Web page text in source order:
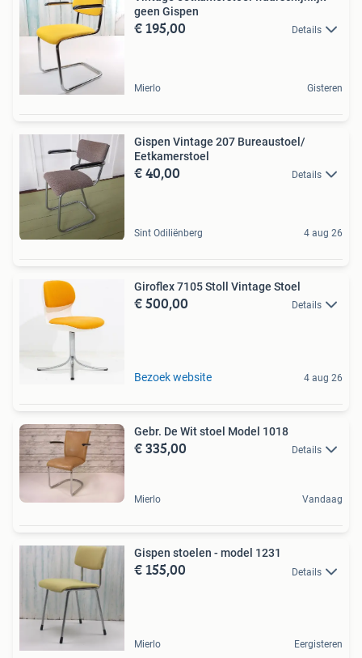
geen Gispen
€ 195,00 Details
Mierlo Gisteren
Gispen Vintage 207 Bureaustoel/
Eetkamerstoel
€ 40,00 Details
Sint Odiliënberg 4 aug 26
Giroflex 7105 Stoll Vintage Stoel
€ 500,00 Details
Bezoek website 4 aug 26
Gebr. De Wit stoel Model 1018
€ 335,00 Details
Mierlo Vandaag
Gispen stoelen - model 1231
€ 155,00 Details
Mierlo Eergisteren